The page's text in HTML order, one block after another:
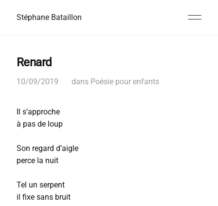
Stéphane Bataillon
Renard
10/09/2019 dans Poésie pour enfants
Il s’approche
à pas de loup
Son regard d’aigle
perce la nuit
Tel un serpent
il fixe sans bruit